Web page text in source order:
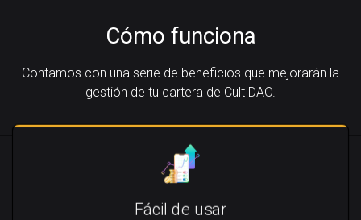
Cómo funciona
Contamos con una serie de beneficios que mejorarán la
gestión de tu cartera de Cult DAO.
Fácil de usar